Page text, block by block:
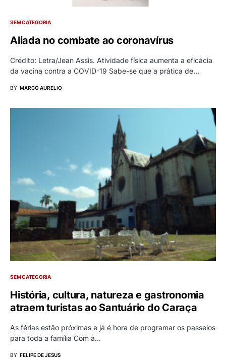
SEM CATEGORIA
Aliada no combate ao coronavírus
Crédito: Letra/Jean Assis. Atividade física aumenta a eficácia
da vacina contra a COVID-19 Sabe-se que a prática de…
BY MARCO AURELIO
SEM CATEGORIA
História, cultura, natureza e gastronomia
atraem turistas ao Santuário do Caraça
As férias estão próximas e já é hora de programar os passeios
para toda a família Com a…
BY FELIPE DE JESUS